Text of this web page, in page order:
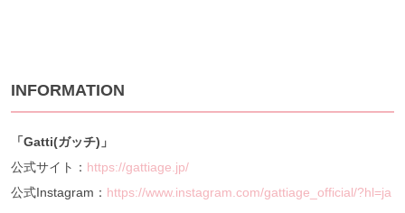
INFORMATION
「Gatti(ガッチ) 」
公式サイト： https://gattiage.jp/
公式Instagram： https://www.instagram.com/gattiage_official/?hl=ja